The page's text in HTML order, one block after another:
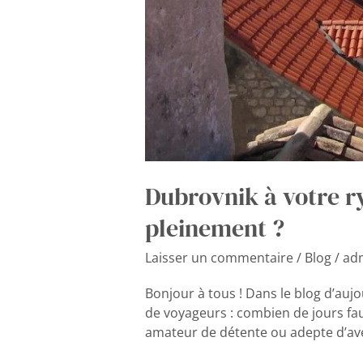
Dubrovnik à votre
pleinement ?
Laisser un commentaire/ Blog/
Bonjour à tous ! Dans le blog
de voyageurs : combien de jours
amateur de détente ou adepte